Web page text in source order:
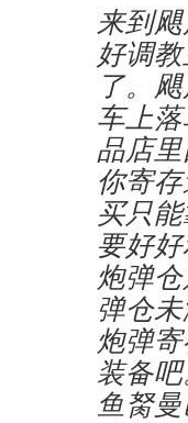
来到
好调
了。
车上
品店
你寄
买只
要好
炮弹
弹仓
炮弹
装备
鱼胬